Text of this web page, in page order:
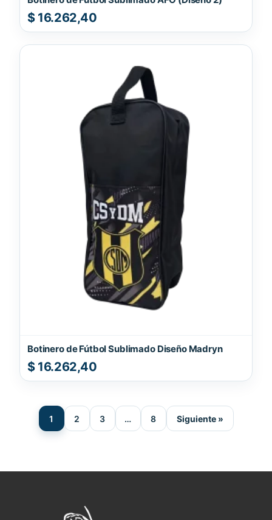
$16.262,40
Botinero de Fútbol Sublimado Diseño Madryn
$16.262,40
1 2 3 … 8 Siguiente »